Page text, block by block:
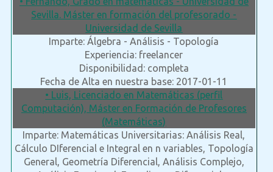
Sevilla. Máster en formación del profesorado -
Universidad de Sevilla
Imparte: Álgebra - Análisis - Topología
Experiencia: freelancer
Disponibilidad: completa
Fecha de Alta en nuestra base: 2017-01-11
• Luis, Licenciado en Matemáticas (perfil
Computación), Máster en Formación de Profesores
(Matemáticas)
Imparte: Matemáticas Universitarias: Análisis Real,
Cálculo DIferencial e Integral en n variables, Topología
General, Geometría Diferencial, Análisis Complejo,